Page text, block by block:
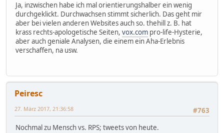
Ja, inzwischen habe ich mal orientierungshalber ein wenig
durchgeklickt. Durchwachsen stimmt sicherlich. Das geht mir
aber bei vielen anderen Websites auch so. thehill z. B. hat
krass rechts-apologetische Seiten, vox.com pro-life-Hysterie,
aber auch geniale Analysen, die einem ein Aha-Erlebnis
verschaffen, na usw.
Peiresc
#763
27. März 2017, 21:36:58
Nochmal zu Mensch vs. RPS; tweets von heute.